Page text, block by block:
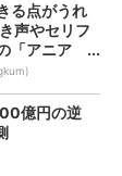
る点がうれ
声やセリフ
「アニア ...
億円の逆